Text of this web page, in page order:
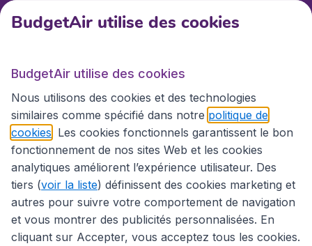
BudgetAir.fr
Sites internationaux
Déclaration d’accessibilité Conditions générales
BudgetAir utilise des cookies
BudgetAir utilise des cookies
Nous utilisons des cookies et des technologies
similaires comme spécifié dans notre politique de
cookies . Les cookies fonctionnels garantissent le bon
fonctionnement de nos sites Web et les cookies
analytiques améliorent l’expérience utilisateur. Des
tiers (voir la liste) définissent des cookies marketing et
autres pour suivre votre comportement de navigation
et vous montrer des publicités personnalisées. En
cliquant sur Accepter, vous acceptez tous les cookies.